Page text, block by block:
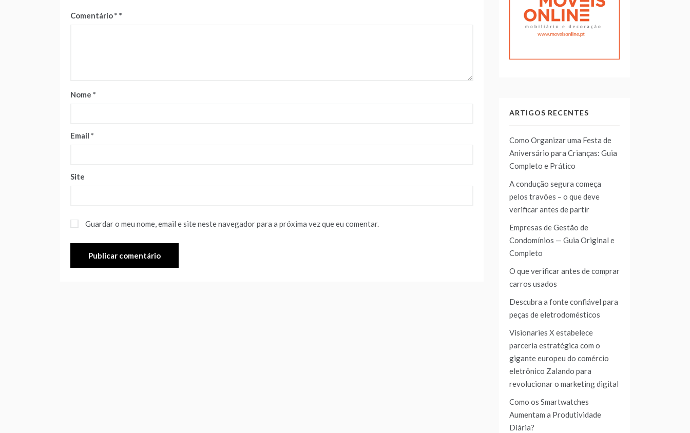
Comentário*
Nome *
Email *
Site
Guardar o meu nome, email e site neste navegador para a próxima vez que eu comentar.
ARTIGOS RECENTES
Como Organizar uma Festa de
Aniversário para Crianças: Guia
Completo e Prático
A condução segura começa
pelos travões – o que deve
verificar antes de partir
Empresas de Gestão de
Condomínios — Guia Original e
Completo
O que verificar antes de comprar
carros usados
Descubra a fonte confiável para
peças de eletrodomésticos
Visionaries X estabelece
parceria estratégica com o
gigante europeu do comércio
eletrônico Zalando para
revolucionar o marketing digital
Como os Smartwatches
Aumentam a Produtividade
Diária?